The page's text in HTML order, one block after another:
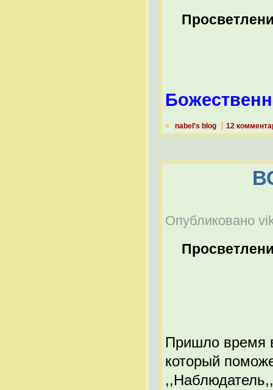
» nabel's blog 12
Опубликовано
Пришло время
который